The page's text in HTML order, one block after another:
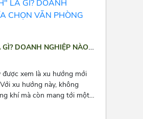
DOANH NGHIỆP NÀO
"XANH"?
xem là xu hướng mới
xu hướng này, không
khí mà còn mang tới một